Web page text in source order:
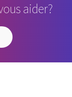
aider?